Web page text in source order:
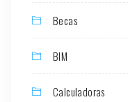
Becas
BIM
Calculadoras